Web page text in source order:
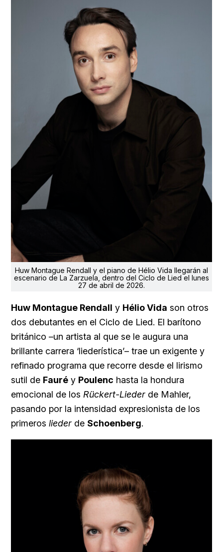
Huw Montague Rendall y el piano de Hélio Vida llegarán al
escenario de La Zarzuela, dentro del Ciclo de Lied el lunes
27 de abril de 2026.
Huw Montague Rendall y Hélio Vida son otros
dos debutantes en el Ciclo de Lied. El barítono
británico –un artista al que se le augura una
brillante carrera ‘liederística’– trae un exigente y
refinado programa que recorre desde el lirismo
sutil de Fauré y Poulenc hasta la hondura
emocional de los Rückert-Lieder de Mahler,
pasando por la intensidad expresionista de los
primeros lieder de Schoenberg.